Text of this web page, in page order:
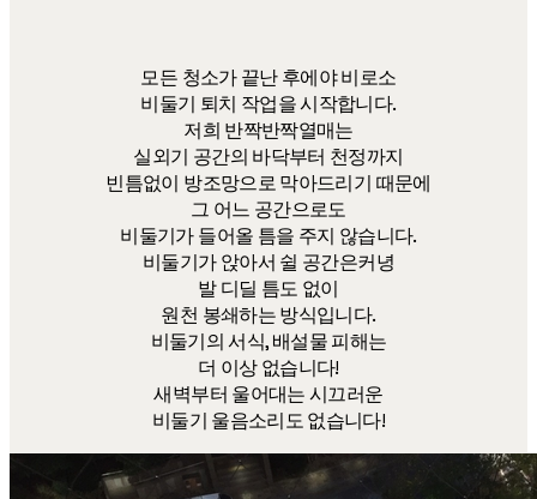
모든 청소가 끝난 후에야 비로소
비둘기 퇴치 작업을 시작합니다.
저희 반짝반짝열매는
실외기 공간의 바닥부터 천정까지
빈틈없이 방조망으로 막아드리기 때문에
그 어느 공간으로도
비둘기가 들어올 틈을 주지 않습니다.
비둘기가 앉아서 쉴 공간은커녕
발 디딜 틈도 없이
원천 봉쇄하는 방식입니다.
비둘기의 서식, 배설물 피해는
더 이상 없습니다!
새벽부터 울어대는 시끄러운
비둘기 울음소리도 없습니다!